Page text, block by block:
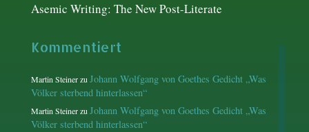
Asemic Writing: The New Post-Literate
Kommentiert
Martin SteinerzuJohann Wolfgang von Goethes Gedicht „Was
Völker sterbend hinterlassen“
Martin SteinerzuJohann Wolfgang von Goethes Gedicht „Was
Völker sterbend hinterlassen“